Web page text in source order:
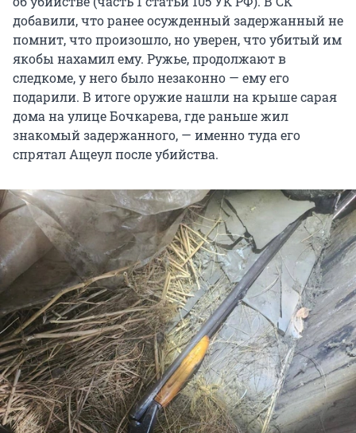
добавили, что ранее осужденный задержанный не
помнит, что произошло, но уверен, что убитый им
якобы нахамил ему. Ружье, продолжают в
следкоме, у него было незаконно — ему его
подарили. В итоге оружие нашли на крыше сарая
дома на улице Бочкарева, где раньше жил
знакомый задержанного, — именно туда его
спрятал Ащеул после убийства.